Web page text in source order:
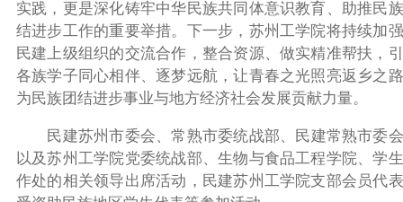
实践，更是深化铸牢中华民族共同体意识教育、助推民
结进步工作的重要举措。下一步，苏州工学院将持续加
民建上级组织的交流合作，整合资源、做实精准帮扶，
各族学子同心相伴、逐梦远航，让青春之光照亮返乡之
为民族团结进步事业与地方经济社会发展贡献力量。
民建苏州市委会、常熟市委统战部、 民建常熟市委
以及苏州工学院党委统战部、生物与食品工程学院、学生
作处的相关领导出席活动，民建苏州工学院支部会员代